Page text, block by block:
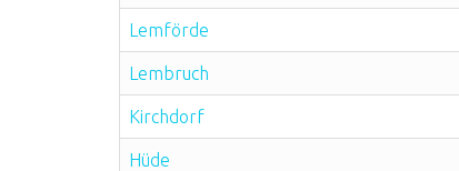
Lemförde
Lembruch
Kirchdorf
Hüde